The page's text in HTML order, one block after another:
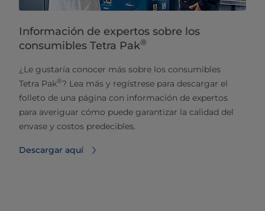
Información de expertos sobre los
consumibles Tetra Pak®
¿Le gustaría conocer más sobre los consumibles
Tetra Pak®? Lea más y regístrese para descargar el
folleto de una página con información de expertos
para averiguar cómo puede garantizar la calidad del
envase y costos predecibles.
Descargar aquí